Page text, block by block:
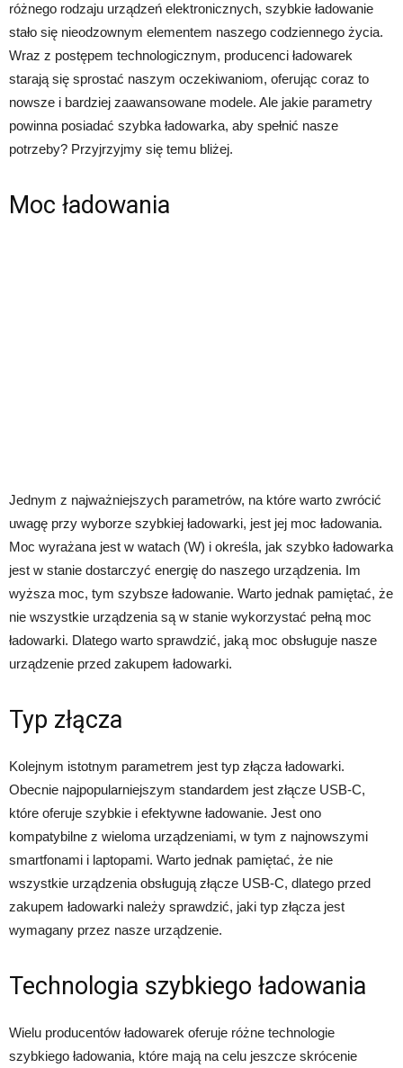
różnego rodzaju urządzeń elektronicznych, szybkie ładowanie
stało się nieodzownym elementem naszego codziennego życia.
Wraz z postępem technologicznym, producenci ładowarek
starają się sprostać naszym oczekiwaniom, oferując coraz to
nowsze i bardziej zaawansowane modele. Ale jakie parametry
powinna posiadać szybka ładowarka, aby spełnić nasze
potrzeby? Przyjrzyjmy się temu bliżej.
Moc ładowania
Jednym z najważniejszych parametrów, na które warto zwrócić
uwagę przy wyborze szybkiej ładowarki, jest jej moc ładowania.
Moc wyrażana jest w watach (W) i określa, jak szybko ładowarka
jest w stanie dostarczyć energię do naszego urządzenia. Im
wyższa moc, tym szybsze ładowanie. Warto jednak pamiętać, że
nie wszystkie urządzenia są w stanie wykorzystać pełną moc
ładowarki. Dlatego warto sprawdzić, jaką moc obsługuje nasze
urządzenie przed zakupem ładowarki.
Typ złącza
Kolejnym istotnym parametrem jest typ złącza ładowarki.
Obecnie najpopularniejszym standardem jest złącze USB-C,
które oferuje szybkie i efektywne ładowanie. Jest ono
kompatybilne z wieloma urządzeniami, w tym z najnowszymi
smartfonami i laptopami. Warto jednak pamiętać, że nie
wszystkie urządzenia obsługują złącze USB-C, dlatego przed
zakupem ładowarki należy sprawdzić, jaki typ złącza jest
wymagany przez nasze urządzenie.
Technologia szybkiego ładowania
Wielu producentów ładowarek oferuje różne technologie
szybkiego ładowania, które mają na celu jeszcze skrócenie